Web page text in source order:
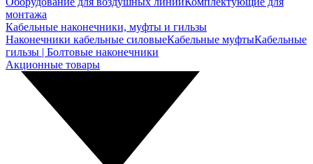
монтажа
Кабельные наконечники, муфты и гильзы
Наконечники кабельные силовыеКабельные муфтыКабельные
гильзы | Болтовые наконечники
Акционные товары